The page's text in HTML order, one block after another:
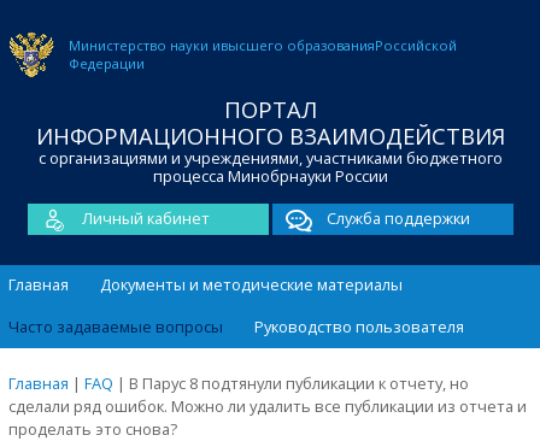
Министерство науки ивысшего образованияРоссийской
Федерации
ПОРТАЛ
ИНФОРМАЦИОННОГО ВЗАИМОДЕЙСТВИЯ
с организациями и учреждениями, участниками бюджетного
процесса Минобрнауки России
Личный кабинет
Служба поддержки
Главная
Документы и методические материалы
Часто задаваемые вопросы
Руководство пользователя
Главная | FAQ | В Парус 8 подтянули публикации к отчету, но
сделали ряд ошибок. Можно ли удалить все публикации из отчета и
проделать это снова?